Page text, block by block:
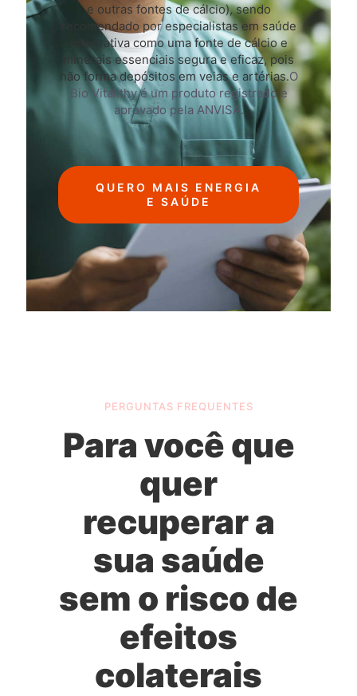
e outras fontes de cálcio), sendo
recomendado por especialistas em saúde
integrativa como uma fonte de cálcio e
minerais essenciais segura e eficaz, pois
não forma depósitos em veias e artérias.O
Bio Vitalithy é um produto registrado e
aprovado pela ANVISA.
QUERO MAIS ENERGIA
E SAÚDE
PERGUNTAS FREQUENTES
Para você que
quer
recuperar a
sua saúde
sem o risco de
efeitos
colaterais